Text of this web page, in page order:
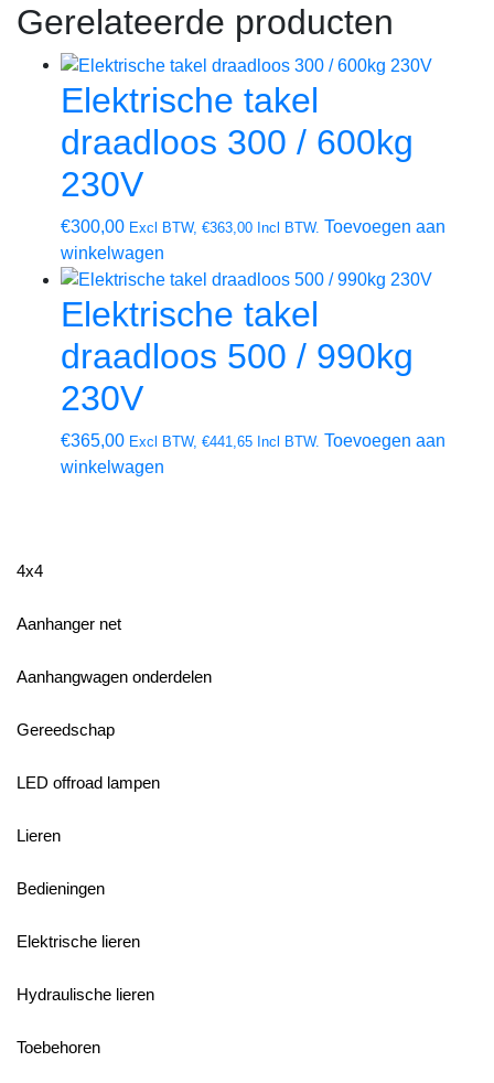
Gerelateerde producten
Elektrische takel
draadloos 300 / 600kg
230V
€300,00 Excl BTW, €363,00 Incl BTW. Toevoegen aan
winkelwagen
Elektrische takel
draadloos 500 / 990kg
230V
€365,00 Excl BTW, €441,65 Incl BTW. Toevoegen aan
winkelwagen
4x4
Aanhanger net
Aanhangwagen onderdelen
Gereedschap
LED offroad lampen
Lieren
Bedieningen
Elektrische lieren
Hydraulische lieren
Toebehoren